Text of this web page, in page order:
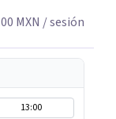
MXN / sesión
13:00